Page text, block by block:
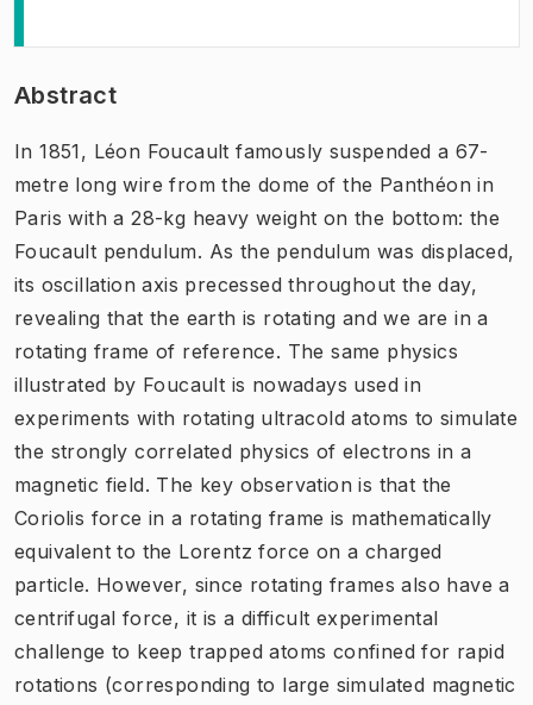
Abstract
In 1851, Léon Foucault famously suspended a 67-
metre long wire from the dome of the Panthéon in
Paris with a 28-kg heavy weight on the bottom: the
Foucault pendulum. As the pendulum was displaced,
its oscillation axis precessed throughout the day,
revealing that the earth is rotating and we are in a
rotating frame of reference. The same physics
illustrated by Foucault is nowadays used in
experiments with rotating ultracold atoms to simulate
the strongly correlated physics of electrons in a
magnetic field. The key observation is that the
Coriolis force in a rotating frame is mathematically
equivalent to the Lorentz force on a charged
particle. However, since rotating frames also have a
centrifugal force, it is a difficult experimental
challenge to keep trapped atoms confined for rapid
rotations (corresponding to large simulated magnetic